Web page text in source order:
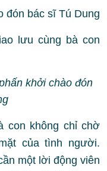
khởi chào đón
con không chỉ chờ
của tình người.
một lời động viên